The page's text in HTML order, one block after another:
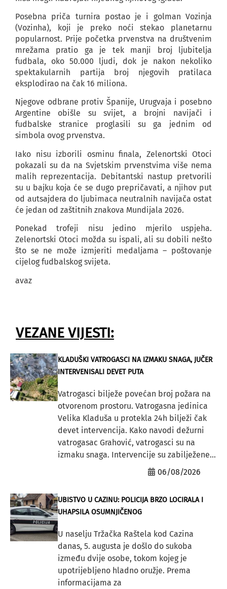
Posebna priča turnira postao je i golman Vozinja
(Vozinha), koji je preko noći stekao planetarnu
popularnost. Prije početka prvenstva na društvenim
mrežama pratio ga je tek manji broj ljubitelja
fudbala, oko 50.000 ljudi, dok je nakon nekoliko
spektakularnih partija broj njegovih pratilaca
eksplodirao na čak 16 miliona.
Njegove odbrane protiv Španije, Urugvaja i posebno
Argentine obišle su svijet, a brojni navijači i
fudbalske stranice proglasili su ga jednim od
simbola ovog prvenstva.
Iako nisu izborili osminu finala, Zelenortski Otoci
pokazali su da na Svjetskim prvenstvima više nema
malih reprezentacija. Debitantski nastup pretvorili
su u bajku koja će se dugo prepričavati, a njihov put
od autsajdera do ljubimaca neutralnih navijača ostat
će jedan od zaštitnih znakova Mundijala 2026.
Ponekad trofeji nisu jedino mjerilo uspjeha.
Zelenortski Otoci možda su ispali, ali su dobili nešto
što se ne može izmjeriti medaljama – poštovanje
cijelog fudbalskog svijeta.
avaz
VEZANE VIJESTI:
KLADUŠKI VATROGASCI NA IZMAKU SNAGA, JUČER
INTERVENISALI DEVET PUTA
Vatrogasci bilježe povećan broj požara na
otvorenom prostoru. Vatrogasna jedinica
Velika Kladuša u protekla 24h bilježi čak
devet intervencija. Kako navodi dežurni
vatrogasac Grahović, vatrogasci su na
izmaku snaga. Intervencije su zabilježene...
06/08/2026
UBISTVO U CAZINU: POLICIJA BRZO LOCIRALA I
UHAPSILA OSUMNJIČENOG
U naselju Tržačka Raštela kod Cazina
danas, 5. augusta je došlo do sukoba
između dvije osobe, tokom kojeg je
upotrijebljeno hladno oružje. Prema
informacijama za